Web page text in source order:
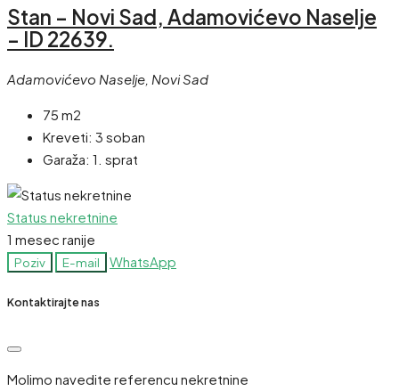
Stan – Novi Sad, Adamovićevo Naselje
– ID 22639.
Adamovićevo Naselje, Novi Sad
75 m2
Kreveti: 3 soban
Garaža: 1. sprat
Status nekretnine
1 mesec ranije
Poziv E-mail WhatsApp
Kontaktirajte nas
Molimo navedite referencu nekretnine